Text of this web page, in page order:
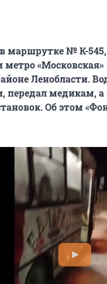
маршрутке № К-
Ленобласти.
передал медикам,
Об этом